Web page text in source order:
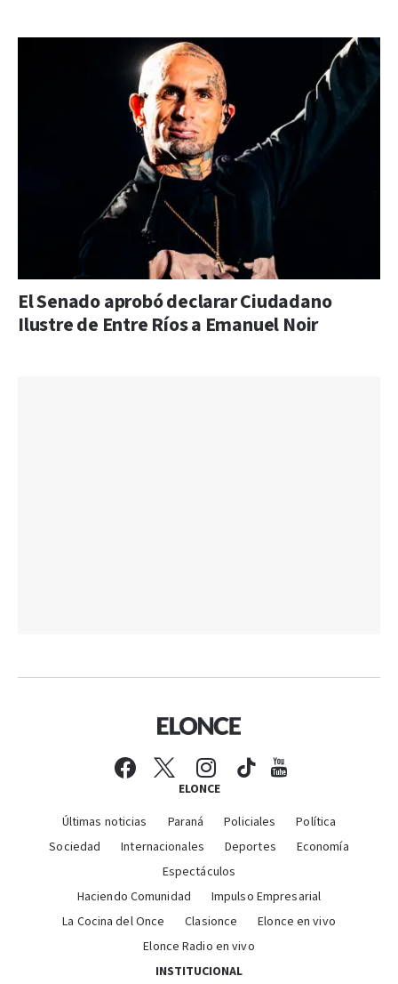
El Senado aprobó declarar Ciudadano
Ilustre de Entre Ríos a Emanuel Noir
ELONCE
Últimas noticias Paraná Policiales
Política
Sociedad
Internacionales Deportes
Economía
Espectáculos
Haciendo Comunidad
Impulso Empresarial
La Cocina del Once
Clasionce
Elonce en vivo
Elonce Radio en vivo
INSTITUCIONAL